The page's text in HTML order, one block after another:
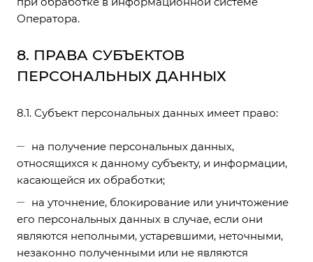
Оператора.
8. ПРАВА СУБЪЕКТОВ
ПЕРСОНАЛЬНЫХ ДАННЫХ
8.1. Субъект персональных данных имеет право:
на получение персональных данных,
относящихся к данному субъекту, и информации,
касающейся их обработки;
на уточнение, блокирование или уничтожение
его персональных данных в случае, если они
являются неполными, устаревшими, неточными,
незаконно полученными или не являются